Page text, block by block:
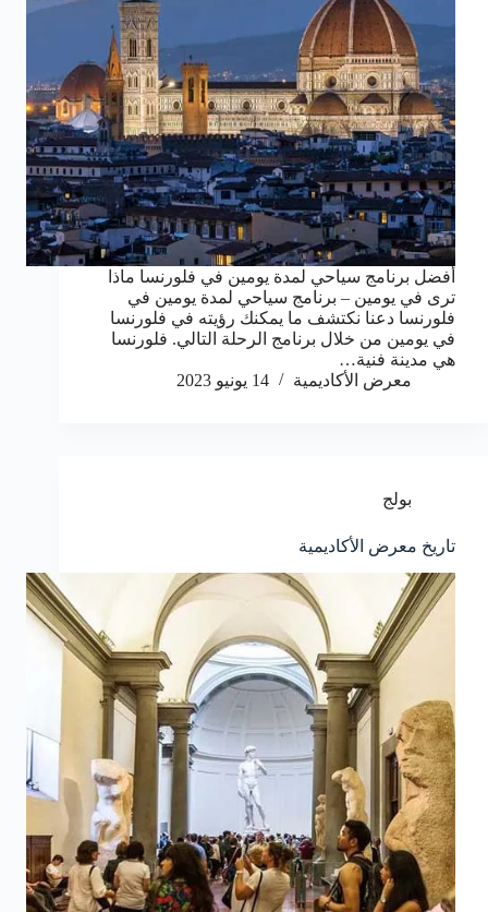
أفضل برنامج سياحي لمدة يومين في فلورنسا ماذا
ترى في يومين – برنامج سياحي لمدة يومين في
فلورنسا دعنا نكتشف ما يمكنك رؤيته في فلورنسا
في يومين من خلال برنامج الرحلة التالي. فلورنسا
هي مدينة فنية…
معرض الأكاديمية
14 يونيو 2023
بولج
تاريخ معرض الأكاديمية